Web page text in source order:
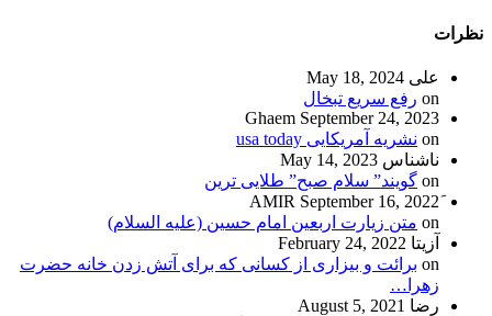
نظرات
علی May 18, 2024
on رفع سریع تبخال
Ghaem September 24, 2023
on نشریه آمریکایی usa today
ناشناس May 14, 2023
on گویند” سلام صبح” طلایی ترین
September 16, 2022
on متن زیارت اربعین امام حسین (علیه السلام)
آزیتا February 24, 2022
on برائت و بیزاری از کسانی که برای آتش زدن خانه حضرت
زهرا…
رضا August 5, 2021